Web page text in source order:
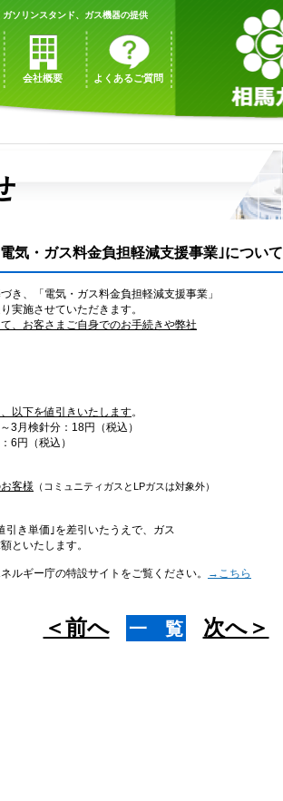
ソリンスタンド、ガス機器の提供
会社概要 よくあるご質問
気・ガス料金負担軽減支援事業｣について
き、「 電気・ガス料金負担軽減支援事業 」
実施させていただきます。
、お客さまご自身でのお手続きや弊社
以下を値引きいたします。
3月検針分：18円（税込）
6円
（税込）
客様 （コミュニティガスとLPガスは対象外）
単価｣を差引いたうえで、ガス
いたします。
ルギー庁の特設サイトをご覧ください。 →こちら
＜前へ 一 覧 次へ＞